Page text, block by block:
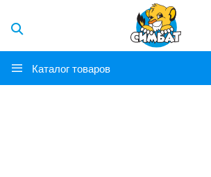
Каталог товаров